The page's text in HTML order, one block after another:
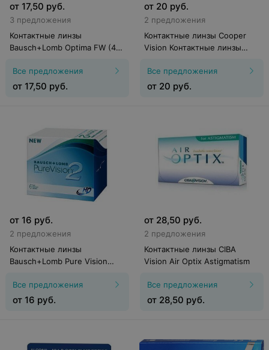
от 17,50 руб.
3 предложения
Контактные линзы
Bausch+Lomb Optima FW (4
Все предложения
от 17,50 руб.
от 20 руб.
2 предложения
Контактные линзы Cooper
Vision Контактные линзы
Все предложения
от 20 руб.
от 16 руб.
2 предложения
Контактные линзы
Bausch+Lomb Pure Vision
Все предложения
от 16 руб.
от 28,50 руб.
2 предложения
Контактные линзы CIBA
Vision Air Optix Astigmatism
Все предложения
от 28,50 руб.